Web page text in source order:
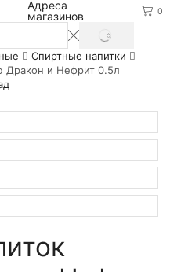
Адреса
магазинов
0
SEARCH
Спиртные напитки
Дракон и Нефрит 0.5л